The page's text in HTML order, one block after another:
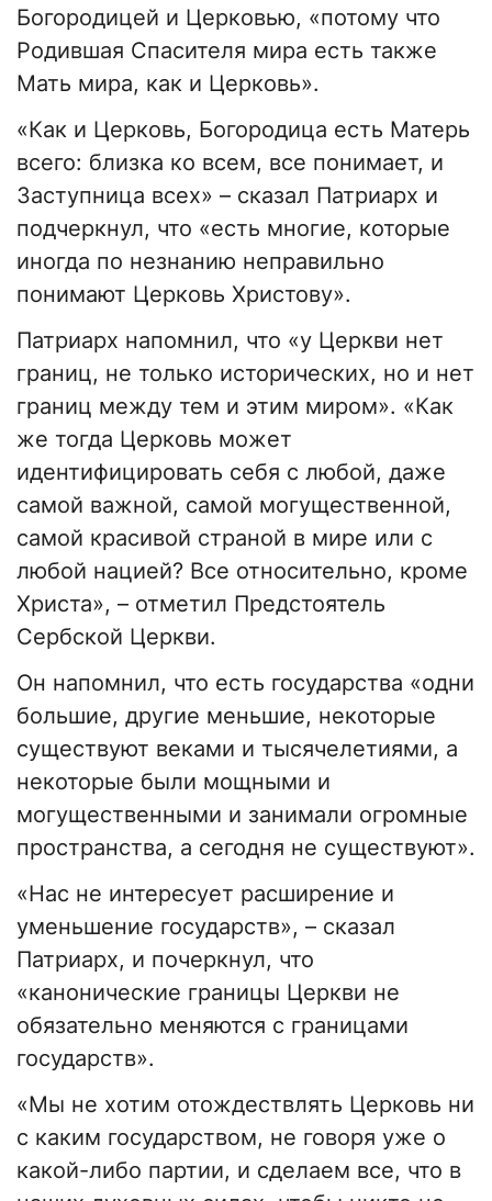
Богородицей и Церковью, «потому что
Родившая Спасителя мира есть также
Мать мира, как и Церковь».
«Как и Церковь, Богородица есть Матерь
всего: близка ко всем, все понимает, и
Заступница всех» – сказал Патриарх и
подчеркнул, что «есть многие, которые
иногда по незнанию неправильно
понимают Церковь Христову».
Патриарх напомнил, что «у Церкви нет
границ, не только исторических, но и нет
границ между тем и этим миром». «Как
же тогда Церковь может
идентифицировать себя с любой, даже
самой важной, самой могущественной,
самой красивой страной в мире или с
любой нацией? Все относительно, кроме
Христа», – отметил Предстоятель
Сербской Церкви.
Он напомнил, что есть государства «одни
большие, другие меньшие, некоторые
существуют веками и тысячелетиями, а
некоторые были мощными и
могущественными и занимали огромные
пространства, а сегодня не существуют».
«Нас не интересует расширение и
уменьшение государств», – сказал
Патриарх, и почеркнул, что
«канонические границы Церкви не
обязательно меняются с границами
государств».
«Мы не хотим отождествлять Церковь ни
с каким государством, не говоря уже о
какой-либо партии, и сделаем все, что в